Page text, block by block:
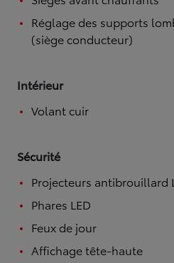
Réglage des supports
(siège conducteur)
Intérieur
Volant cuir
Sécurité
Projecteurs antibrouillard
Phares LED
Feux de jour
Affichage tête-haute